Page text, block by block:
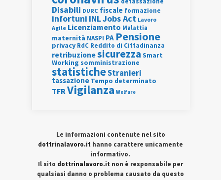
Disabili DURC fiscale formazione
infortuni INLJobs Act Lavoro
Agile Licenziamento Malattia
maternità NASPI PA Pensione
privacy RdC Reddito di Cittadinanza
retribuzionesicurezza Smart
Working somministrazione
statisticheStranieri
tassazione Tempo determinato
TFR Vigilanza Welfare
Le informazioni contenute nel sito
dottrinalavoro.it hanno carattere unicamente
informativo.
Il sito dottrinalavoro.it non è responsabile per
qualsiasi danno o problema causato da questo